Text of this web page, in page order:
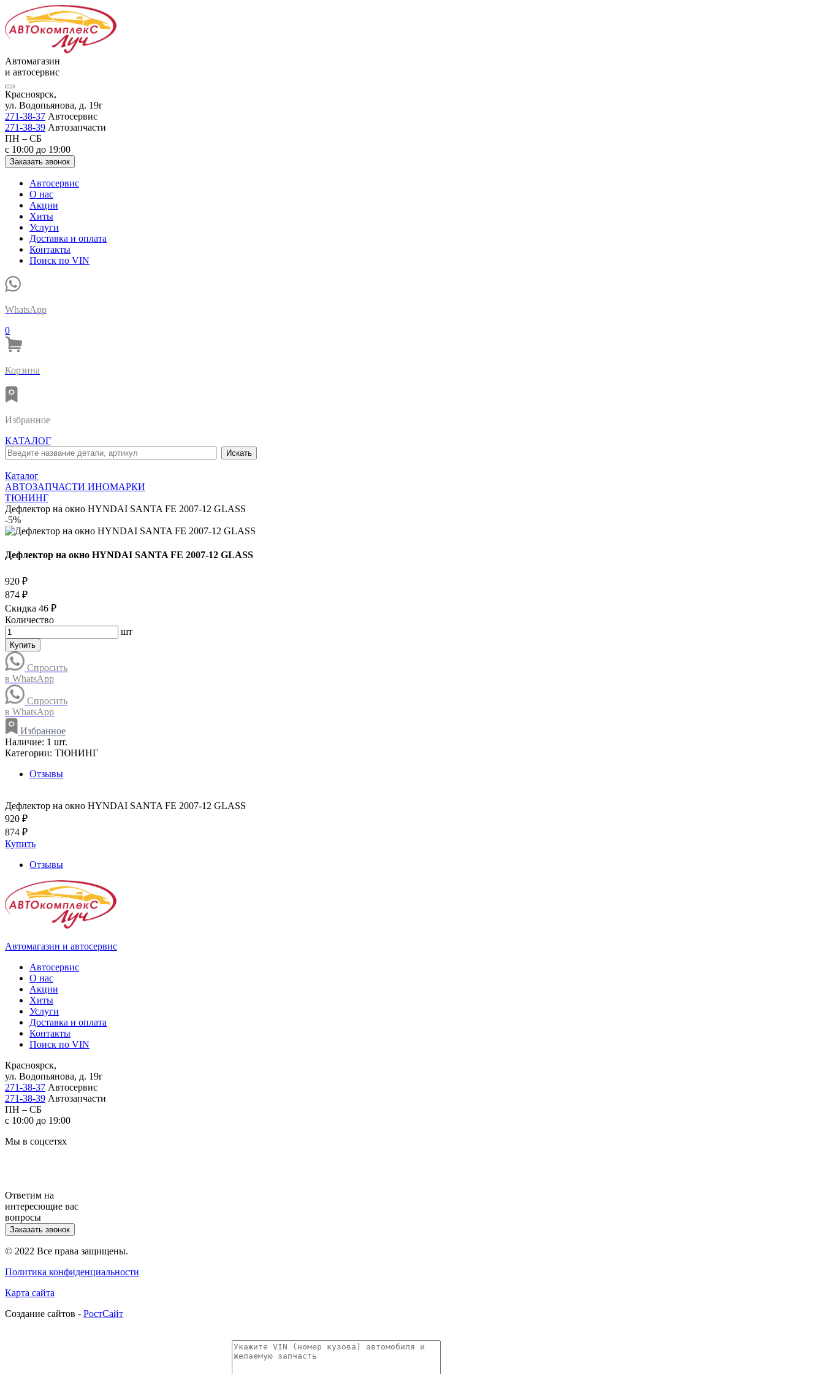
Автомагазин
и автосервис
Красноярск,
ул. Водопьянова, д. 19г
271-38-37 Автосервис
271-38-39 Автозапчасти
ПН – СБ
с 10:00 до 19:00
Заказать звонок
Автосервис
О нас
Акции
Хиты
Услуги
Доставка и оплата
Контакты
Поиск по VIN
WhatsApp
0
Корзина
Избранное
КАТАЛОГ
Каталог
АВТОЗАПЧАСТИ ИНОМАРКИ
ТЮНИНГ
Дефлектор на окно HYNDAI SANTA FE 2007-12 GLASS
-5%
Дефлектор на окно HYNDAI SANTA FE 2007-12 GLASS
920 ₽
874 ₽
Скидка 46 ₽
Количество
шт
Купить
Спросить
в WhatsApp
Спросить
в WhatsApp
Избранное
Наличие: 1 шт.
Категории: ТЮНИНГ
Отзывы
Дефлектор на окно HYNDAI SANTA FE 2007-12 GLASS
920 ₽
874 ₽
Купить
Отзывы
Автомагазин и автосервис
Автосервис
О нас
Акции
Хиты
Услуги
Доставка и оплата
Контакты
Поиск по VIN
Красноярск,
ул. Водопьянова, д. 19г
271-38-37 Автосервис
271-38-39 Автозапчасти
ПН – СБ
с 10:00 до 19:00
Мы в соцсетях
Ответим на
интересющие вас
вопросы
Заказать звонок
© 2022 Все права защищены.
Политика конфиденциальности
Карта сайта
Cоздание сайтов - РостСайт